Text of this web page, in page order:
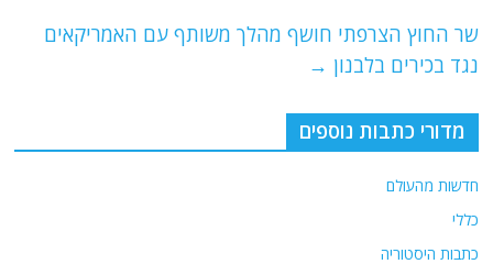
p
o
שר החוץ הצרפתי חושף מהלך משותף עם האמריקאים
נגד בכירים בלבנון →
מדורי כתבות נוספים
חדשות מהעולם
כללי
כתבות היסטוריה